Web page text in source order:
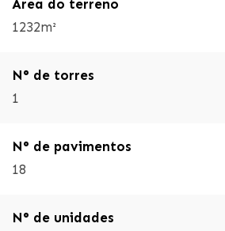
Área do terreno
1232m²
N° de torres
1
N° de pavimentos
18
N° de unidades